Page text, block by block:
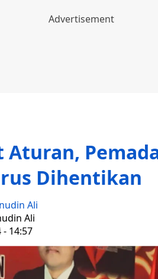
Aturan,
Dihentikan
Ali
Ali
- 14:57